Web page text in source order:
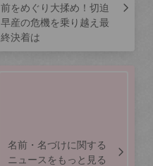
前をめぐり大揉め！切迫
早産の危機を乗り越え最
終決着は
名前・名づけに関する
ニュースをもっと見る